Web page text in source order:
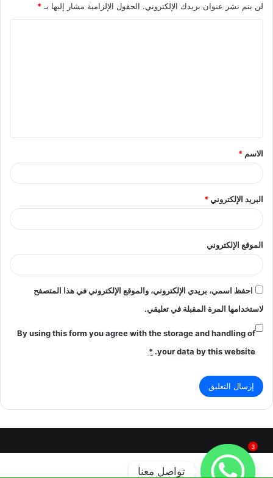
لن يتم نشر عنوان بريدك الإلكتروني. الحقول الإلزامية مشار إليها بـ *
ق
*
الاسم *
البريد الإلكتروني*
الموقع الإلكتروني
احفظ اسمي، بريدي الإلكتروني، والموقع الإلكتروني في هذا المتصفح
لاستخدامها المرة المقبلة في تعليقي.
By using this form you agree with the storage and handling of
your data by this website.
*
3
تواصل معنا